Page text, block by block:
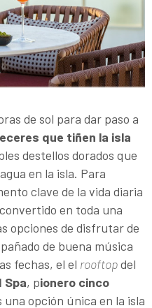
de sol para dar paso a
que tiñen la isla
destellos dorados que
en la isla. Para
clave de la vida diaria
en toda una
opciones de disfrutar de
de buena música
fechas, el el rooftopdel
Spa, pionero cinco
una opción única en la isla